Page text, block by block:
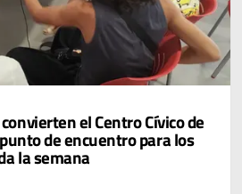
el Centro Cívico de
de encuentro para los
la semana